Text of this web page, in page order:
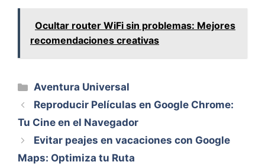
Ocultar router WiFi sin problemas: Mejores
recomendaciones creativas
Categorías
Aventura Universal
Reproducir Películas en Google Chrome:
Tu Cine en el Navegador
Evitar peajes en vacaciones con Google
Maps: Optimiza tu Ruta